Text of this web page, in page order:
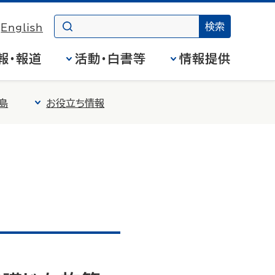
English
・報道 活動・白書等 情報提供
お役立ち情報